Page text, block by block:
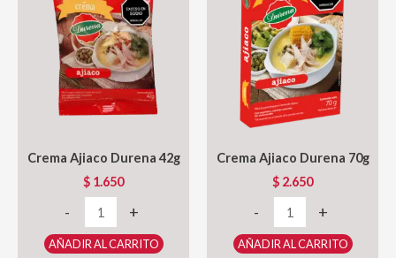
Crema Ajiaco Durena 42g
$ 1.650
-
Durena
+
AÑADIR AL CARRITO
Crema Ajiaco Durena 70g
$ 2.650
-
Durena
+
AÑADIR AL CARRITO